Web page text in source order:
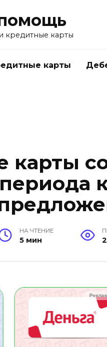
кредитные карты
карты
карты
НА ЧТЕНИЕ
5 мин 2